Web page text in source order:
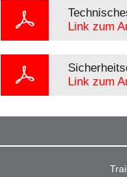
Link zum
Link zum